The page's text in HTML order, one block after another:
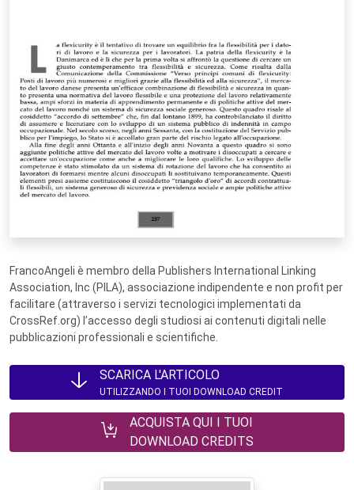
FrancoAngeli è membro della Publishers International Linking
Association, Inc (PILA), associazione indipendente e non profit per
facilitare (attraverso i servizi tecnologici implementati da
CrossRef.org) l’accesso degli studiosi ai contenuti digitali nelle
pubblicazioni professionali e scientifiche.
SCARICA L'ARTICOLO
UTILIZZANDO I TUOI DOWNLOAD CREDIT
ACQUISTA QUI I TUOI
DOWNLOAD CREDITS